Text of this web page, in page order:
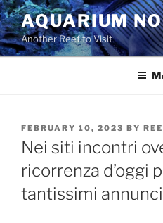
Skip
to
content
AQUARIUM
Another Reef to Visit
POSTED
ON
FEBRUARY 10, 2023 BY
Nei siti incontri
ricorrenza d’oggi
tantissimi